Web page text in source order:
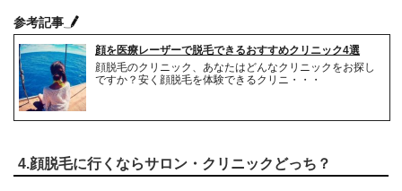
参考記事
顔を医療レーザーで脱毛できるおすすめクリニック4選
顔脱毛のクリニック、あなたはどんなクリニックをお探し
ですか？安く顔脱毛を体験できるクリニ・・・
4.顔脱毛に行くならサロン・クリニックどっち？